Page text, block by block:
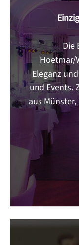
Die
Hoetmar/
Eleganz
und Events.
aus